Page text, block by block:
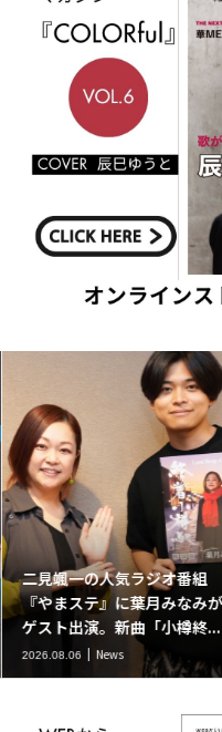
二見颯一の人気ラジオ番組
『やまステ』に葉月みなみが
ゲスト出演。新曲「小樽終...
2026.08.06 News